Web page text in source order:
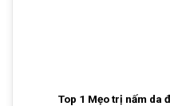
Top 1 Mẹo trị nấm da